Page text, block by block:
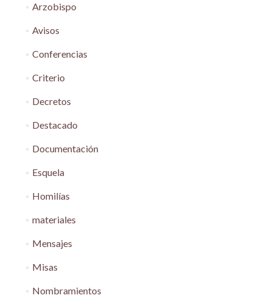
Arzobispo
Avisos
Conferencias
Criterio
Decretos
Destacado
Documentación
Esquela
Homilías
materiales
Mensajes
Misas
Nombramientos